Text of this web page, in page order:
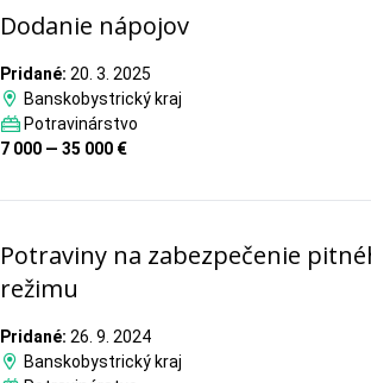
Dodanie nápojov
Pridané: 20. 3. 2025
Banskobystrický kraj
Potravinárstvo
7 000 — 35 000 €
Potraviny na zabezpečenie
režimu
Pridané: 26. 9. 2024
Banskobystrický kraj